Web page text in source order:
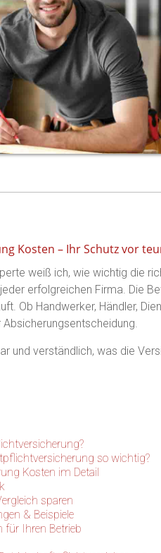
Kosten – Ihr Schutz vor
weiß ich, wie wichtig die
erfolgreichen Firma. Die
Ob Handwerker, Händler,
und verständlich, was die
so wichtig?
Kosten im Detail
sparen
& Beispiele
für Ihren Betrieb